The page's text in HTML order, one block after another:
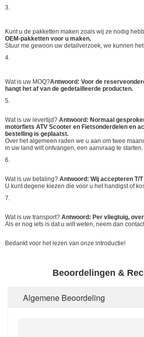
3.
Kunt u de pakketten maken zoals wij ze nodig
OEM-pakketten voor u maken.
Stuur me gewoon uw detailverzoek, we kunnen
4.
Wat is uw MOQ?Antwoord: Voor de
hangt het af van de gedetailleerde producten.
5.
Wat is uw levertijd? Antwoord: Normaal
motorfiets ATV Scooter en Fietsonderdelen en
bestelling is geplaatst.
Over het algemeen raden we u aan om twee
in uw land wilt ontvangen, een aanvraag te starten.
6.
Wat is uw betaling? Antwoord: Wij accepteren T/T
U kunt degene kiezen die voor u het handigst of
7.
Wat is uw transport? Antwoord: Per vliegtuig,
Als er nog iets is dat u wilt weten, neem dan
Bedankt voor het lezen van onze introductie!
Beoordelingen &
Algemene Beoordeling